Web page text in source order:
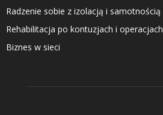
Radzenie sobie z izolacją i samotnością
Rehabilitacja po kontuzjach i operacjach
Biznes w sieci